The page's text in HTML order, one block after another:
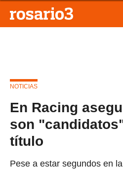
NOTICIAS
En Racing
son
título
Pese a estar segundos en